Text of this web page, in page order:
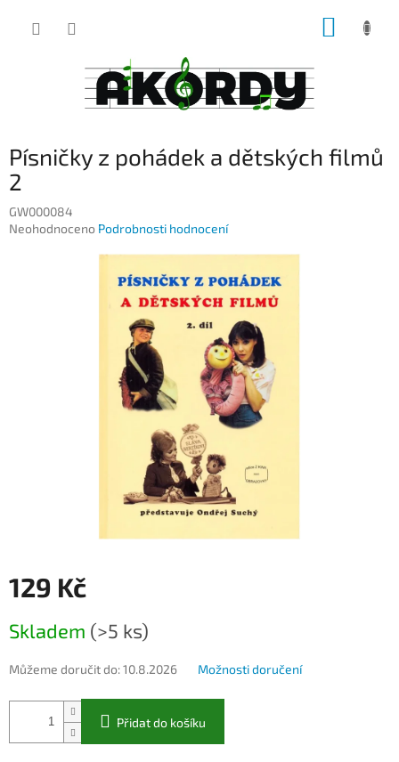
Písničky z pohádek a dětských filmů
2
GW000084
Průměrné
Neohodnoceno Podrobnosti hodnocení
129 Kč
cena:
Skladem (>5 ks)
Můžeme doručit do:10.8.2026 Možnosti doručení
Přidat do košíku